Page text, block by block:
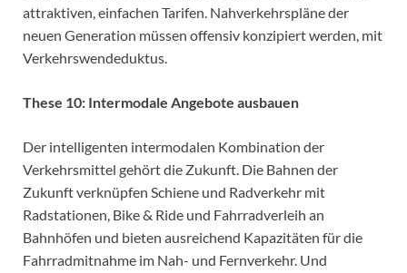
attraktiven, einfachen Tarifen. Nahverkehrspläne der
neuen Generation müssen offensiv konzipiert werden, mit
Verkehrswendeduktus.
These 10: Intermodale Angebote ausbauen
Der intelligenten intermodalen Kombination der
Verkehrsmittel gehört die Zukunft. Die Bahnen der
Zukunft verknüpfen Schiene und Radverkehr mit
Radstationen, Bike & Ride und Fahrradverleih an
Bahnhöfen und bieten ausreichend Kapazitäten für die
Fahrradmitnahme im Nah- und Fernverkehr. Und